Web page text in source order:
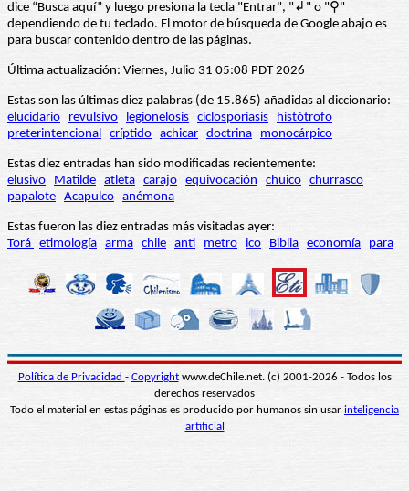
dice “Busca aquí” y luego presiona la tecla "Entrar", "↲" o "⚲"
dependiendo de tu teclado. El motor de búsqueda de Google abajo es
para buscar contenido dentro de las páginas.
Última actualización: Viernes, Julio 31 05:08 PDT 2026
Estas son las últimas diez palabras (de 15.865) añadidas al diccionario:
elucidario
revulsivo legionelosis ciclosporiasis
histótrofo
preterintencional críptido achicar doctrina monocárpico
Estas diez entradas han sido modificadas recientemente:
elusivo
Matilde atleta carajo equivocación chuico churrasco
papalote Acapulco anémona
Estas fueron las diez entradas más visitadas ayer:
Torá etimología arma chile anti metro ico Biblia economía para
Política de Privacidad - Copyrightwww.deChile.net. (c) 2001-2026 - Todos los
derechos reservados
Todo el material en estas páginas es producido por humanos sin usar inteligencia
artificial